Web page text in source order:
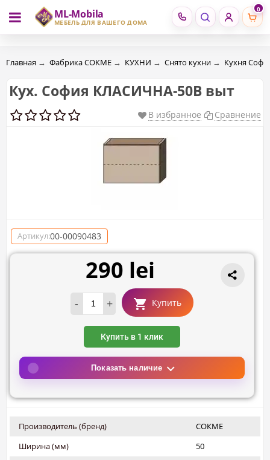
ML-Mobila
МЕБЕЛЬ ДЛЯ ВАШЕГО ДОМА
0
RU RO
Главная → Фабрика СОКМЕ → КУХНИ → Снято кухни → Кухня
Кух. София КЛАСИЧНА-50В выт
В избранное Сравнение
Артикул:00-00090483
290 lei
- + Купить
Купить в 1 клик
Показать наличие
Производитель (бренд)
СОКМЕ
Ширина (мм)
50